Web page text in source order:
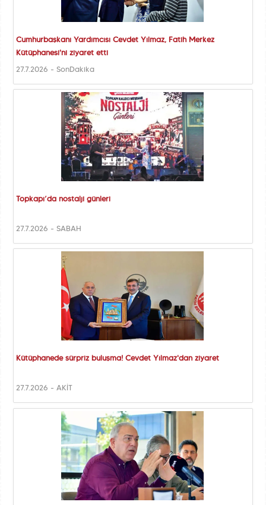
Cumhurbaşkanı Yardımcısı Cevdet Yılmaz, Fatih Merkez
Kütüphanesi'ni ziyaret etti
27.7.2026 - SonDakika
Topkapı’da nostalji günleri
27.7.2026 - SABAH
Kütüphanede sürpriz buluşma! Cevdet Yılmaz'dan ziyaret
27.7.2026 - AKİT